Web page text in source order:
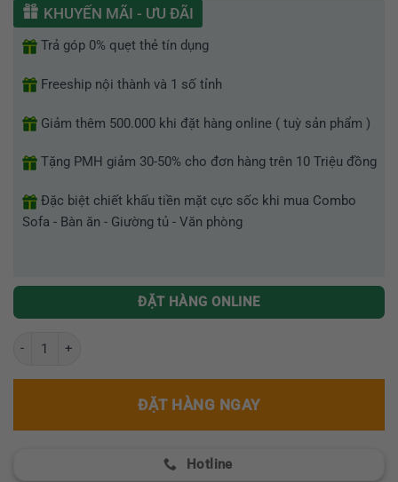
KHUYẾN MÃI - ƯU ĐÃI
Trả góp 0% quẹt thẻ tín dụng
Freeship nội thành và 1 số tỉnh
Giảm thêm 500.000 khi đặt hàng online ( tuỳ sản phẩm )
Tặng PMH giảm 30-50% cho đơn hàng trên 10 Triệu đồng
Đặc biệt chiết khấu tiền mặt cực sốc khi mua Combo
Sofa - Bàn ăn - Giường tủ - Văn phòng
ĐẶT HÀNG ONLINE
ĐẶT HÀNG NGAY
Hotline